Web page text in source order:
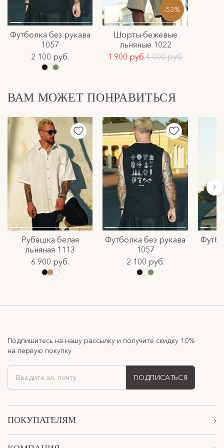
Футболка без рукава
1057
2 100 руб.
-53%
Шорты бежевые
льняные 1022
1 900 руб.4 000 руб.
ВАМ МОЖЕТ ПОНРАВИТЬСЯ
Рубашка белая
льняная 1113
6 900 руб.
Футболка без рукава
1057
2 100 руб.
ПОКУПАТЕЛЯМ
Акции
Подпишитесь на нашу рассылку и получите скидку 10%
на первую покупку
ПОДПИСАТЬСЯ